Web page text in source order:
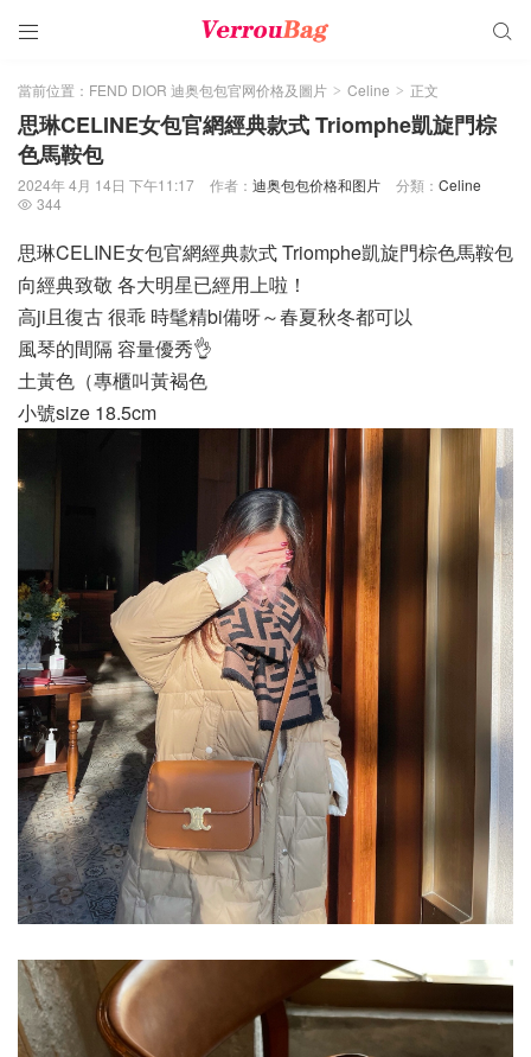
 
當前位置： FEND DIOR 迪奥包包官网价格及圖片 > Celine > 正文
思琳CELINE女包官網經典款式 Triomphe凱旋門棕
色馬鞍包
2024年 4月 14日 下午11:17 作者： 迪奥包包价格和图片 分類： Celine
 344
思琳CELINE女包官網經典款式 Triomphe凱旋門棕色馬鞍包
向經典致敬 各大明星已經用上啦！
高ji且復古 很乖 時髦精bi備呀～春夏秋冬都可以
風琴的間隔 容量優秀👌
土黃色（專櫃叫黃褐色
小號size 18.5cm